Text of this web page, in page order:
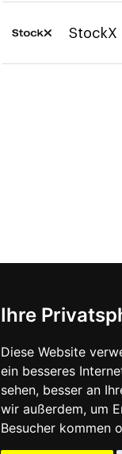
Ihre
Diese Website
ein besseres
sehen, besser an
wir außerdem, um
Besucher kommen
StockX